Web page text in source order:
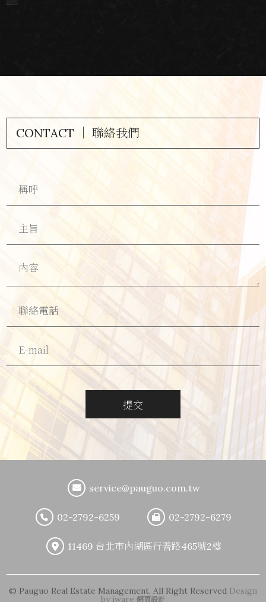
CONTACT ｜ 聯絡我們
提交
service@pauguo.com.tw
02-2792-6259 02-2792-6279
11469 台北市內湖區行善路465號2樓
© Pauguo Real Estate Management. All Right Reserved Design
by iware 網頁設計